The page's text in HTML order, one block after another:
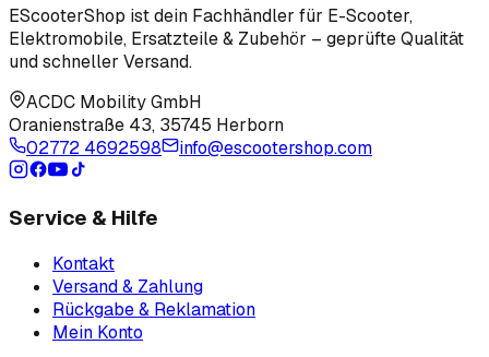
EScooterShop ist dein Fachhändler für E-Scooter,
Elektromobile, Ersatzteile & Zubehör – geprüfte Qualität
und schneller Versand.
ACDC Mobility GmbH
Oranienstraße 43, 35745 Herborn
02772 4692598
info@escootershop.com
Service & Hilfe
Kontakt
Versand & Zahlung
Rückgabe & Reklamation
Mein Konto